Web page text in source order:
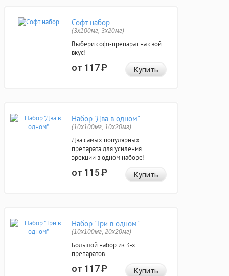
Софт набор
(3x100мг, 3x20мг)
Выбери софт-препарат на свой
вкус!
от 117Р Купить
Набор "Два в одном"
(10x100мг, 10x20мг)
Два самых популярных
препарата для усиления
эрекции в одном наборе!
от 115Р Купить
Набор "Три в одном"
(10x100мг, 20x20мг)
Большой набор из 3-х
препаратов.
от 117Р Купить